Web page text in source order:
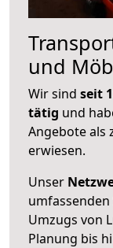
und
Wir sind seit
tätig und
Angebote als
erwiesen.
Unser
umfassenden
Umzugs von
Planung bis